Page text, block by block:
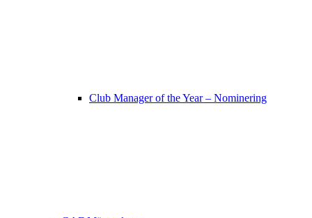
Club Manager of the Year – Nominering